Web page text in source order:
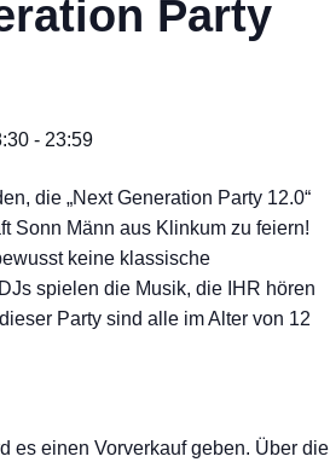
Party
- 23:59
die „Next Generation Party 12.0“
Sonn Männ aus Klinkum zu feiern!
keine klassische
spielen die Musik, die IHR hören
Party sind alle im Alter von 12
es einen Vorverkauf geben. Über die